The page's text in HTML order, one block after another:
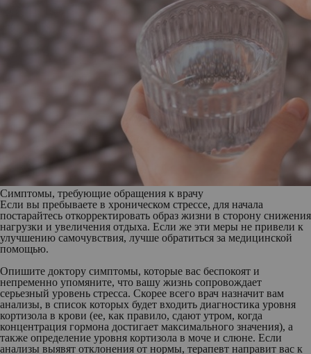
Симптомы, требующие обращения к врачу
Если вы пребываете в хроническом стрессе, для начала
постарайтесь откорректировать образ жизни в сторону снижения
нагрузки и увеличения отдыха. Если же эти меры не привели к
улучшению самочувствия, лучше обратиться за медицинской
помощью.
Опишите доктору симптомы, которые вас беспокоят и
непременно упомяните, что вашу жизнь сопровождает
серьезный уровень стресса. Скорее всего врач назначит вам
анализы, в список которых будет входить диагностика уровня
кортизола в крови (ее, как правило, сдают утром, когда
концентрация гормона достигает максимального значения), а
также определение уровня кортизола в моче и слюне. Если
анализы выявят отклонения от нормы, терапевт направит вас к